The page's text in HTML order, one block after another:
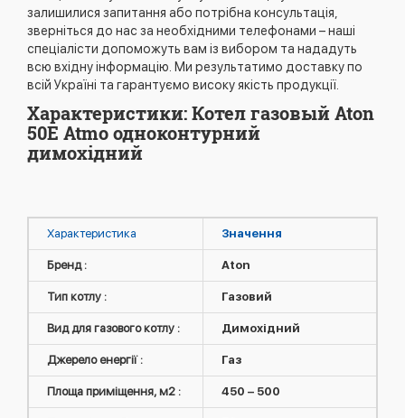
залишилися запитання або потрібна консультація,
зверніться до нас за необхідними телефонами – наші
спеціалісти допоможуть вам із вибором та нададуть
всю вхідну інформацію. Ми результатимо доставку по
всій Україні та гарантуємо високу якість продукції.
Характеристики: Котел газовый Aton
50Е Atmo одноконтурний
димохідний
Характеристика Значення
Бренд : Aton
Тип котлу : Газовий
Вид для газового котлу : Димохідний
Джерело енергії : Газ
Площа приміщення, м2 : 450 – 500